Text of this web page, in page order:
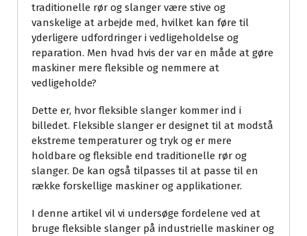
traditionelle rør og slanger være stive og
vanskelige at arbejde med, hvilket kan føre til
yderligere udfordringer i vedligeholdelse og
reparation. Men hvad hvis der var en måde at gøre
maskiner mere fleksible og nemmere at
vedligeholde?
Dette er, hvor fleksible slanger kommer ind i
billedet. Fleksible slanger er designet til at modstå
ekstreme temperaturer og tryk og er mere
holdbare og fleksible end traditionelle rør og
slanger. De kan også tilpasses til at passe til en
række forskellige maskiner og applikationer.
I denne artikel vil vi undersøge fordelene ved at
bruge fleksible slanger på industrielle maskiner og